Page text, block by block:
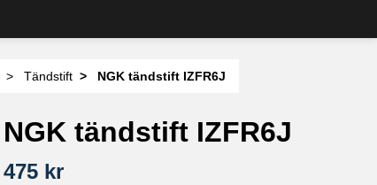
Tändstift NGK tändstift IZFR6J
NGK tändstift IZFR6J
475 kr